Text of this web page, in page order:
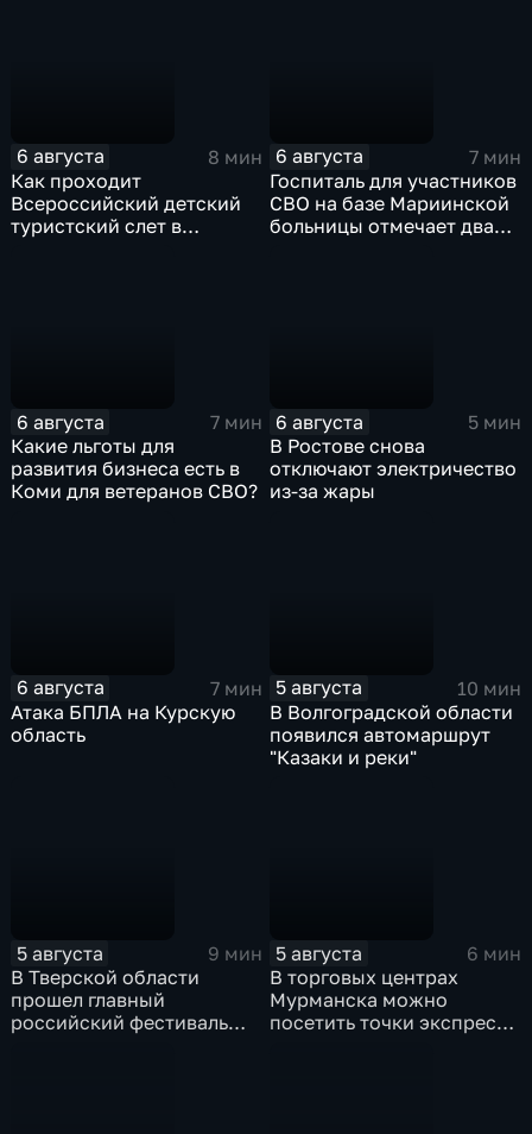
6 августа
8 мин
Как проходит
Всероссийский детский
туристский слет в
6 августа
7 мин
Госпиталь для участников
СВО на базе Мариинской
больницы отмечает два
6 августа
7 мин
Какие льготы для
развития бизнеса есть в
Коми для ветеранов СВО?
6 августа
5 мин
В Ростове снова
отключают электричество
из-за жары
6 августа
7 мин
Атака БПЛА на Курскую
область
5 августа
10 мин
В Волгоградской области
появился автомаршрут
"Казаки и реки"
5 августа
9 мин
В Тверской области
прошел главный
российский фестиваль
5 августа
6 мин
В торговых центрах
Мурманска можно
посетить точки экспресс-